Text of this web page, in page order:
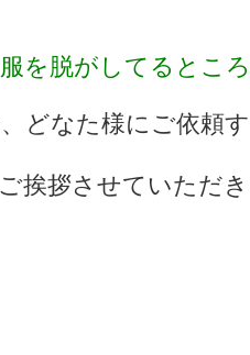
を脱がしてるとこ
どなた様にご依頼
挨拶させていただ